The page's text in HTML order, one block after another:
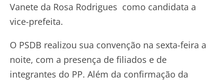
Vanete da Rosa Rodrigues como candidata a
vice-prefeita.
O PSDB realizou sua convenção na sexta-feira a
noite, com a presença de filiados e de
integrantes do PP. Além da confirmação da